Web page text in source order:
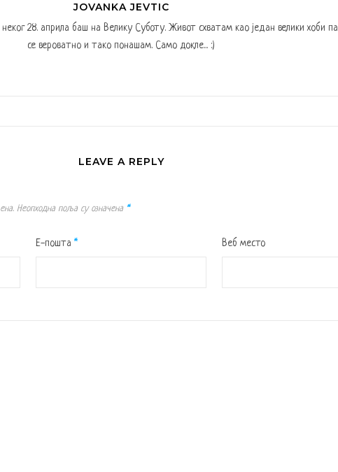
JOVANKA JEVTIC
28. априла баш на Велику Суботу. Живот схватам као један велики хоби па
се вероватно и тако понашам. Само докле... :)
LEAVE A REPLY
Неопходна поља су означена *
Е-пошта * Веб место